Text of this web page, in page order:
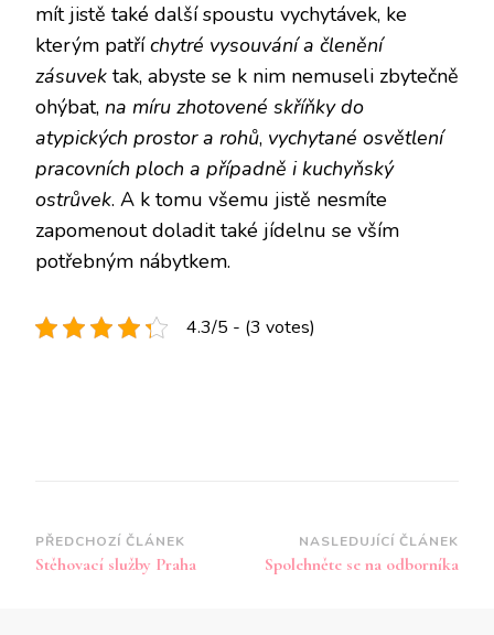
mít jistě také další spoustu vychytávek, ke
kterým patříchytré vysouvání a členění
zásuvek tak, abyste se k nim nemuseli zbytečně
ohýbat, na míru zhotovené skříňky do
atypických prostor a rohů, vychytané osvětlení
pracovních ploch a případně i kuchyňský
ostrůvek. A k tomu všemu jistě nesmíte
zapomenout doladit také jídelnu se vším
potřebným nábytkem.
4.3/5 - (3 votes)
Navigace
příspěvku
PŘEDCHOZÍ ČLÁNEK
Stěhovací služby Praha
NASLEDUJÍCÍ ČLÁNEK
Spolehněte se na odborníka